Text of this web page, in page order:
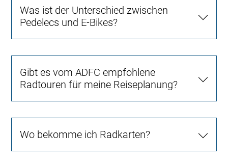
Was ist der Unterschied zwischen
Pedelecs und E-Bikes?
Gibt es vom ADFC empfohlene
Radtouren für meine Reiseplanung?
Wo bekomme ich Radkarten?